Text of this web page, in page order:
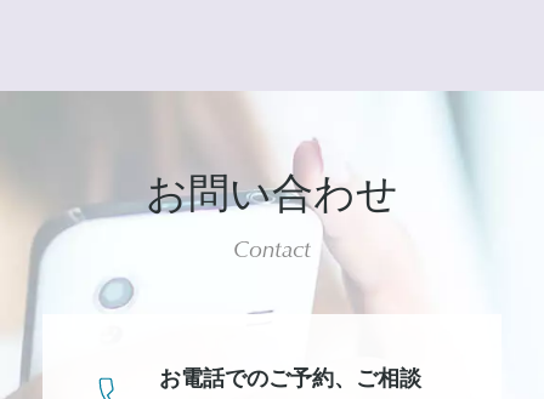
お問い合わせ
Contact
お電話でのご予約、 ご相談